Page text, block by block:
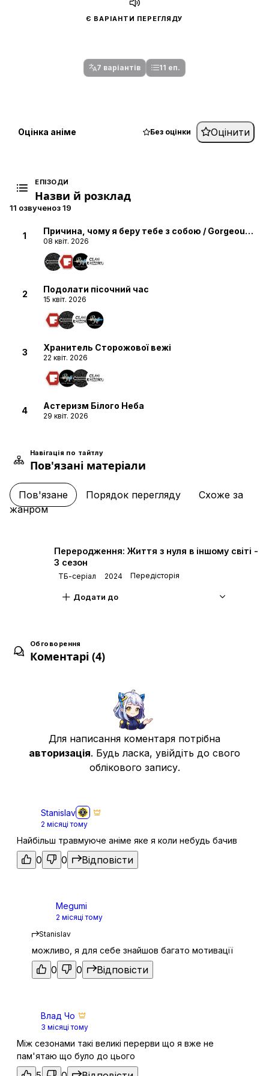
Є ВАРІАНТИ ПЕРЕГЛЯДУ
7 варіантів 11 еп.
Оцінка аніме Без оцінки Оцінити
ЕПІЗОДИ
Назви й розклад
11 озвученоз 19
1 Причина, чому я беру тебе з собою / Gorgeous
08 квіт. 2026
2 Подолати пісочний час
15 квіт. 2026
3 Хранитель Сторожової вежі
22 квіт. 2026
4 Астеризм Білого Неба
29 квіт. 2026
Stick Swinger
Виходячи з магазину і потрапляючи у
27 трав. 2026
Порожня оболонка
Вбивство — це звичка
10 черв. 2026
Re:Zero - Початок життя в іншому світі
17 черв. 2026
12 епізод
13 епізод
Дата уточнюється
Не озвучена
14 епізод
15 епізод
Дата уточнюється
Не озвучена
Навігація по тайтлу
Пов'язані матеріали
Пов'язане Порядок перегляду
Схоже за
жанром
Переродження: Життя з нуля в іншому світі -
3 сезон
ТБ-серіал 2024 Передісторія
Додати до
Обговорення
Коментарі (4)
Для написання коментаря потрібна
авторизація. Будь ласка, увійдіть до свого
облікового запису.
Stanislav
2 місяці тому
Найбільш травмуюче аніме яке я коли небудь бачив
0 0 Відповісти
Megumi
2 місяці тому
Stanislav
можливо, я для себе знайшов багато мотивації
0 0 Відповісти
Влад Чо
3 місяці тому
Між сезонами такі великі перерви що я вже не
пам'ятаю що було до цього